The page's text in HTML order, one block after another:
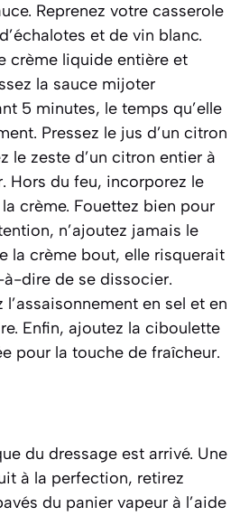
Reprenez votre casserole
et de vin blanc.
crème liquide entière et
la sauce mijoter
5 minutes, le temps qu’elle
Pressez le jus d’un citron
le zeste d’un citron entier à
Hors du feu, incorporez le
crème. Fouettez bien pour
n’ajoutez jamais le
la crème bout, elle risquerait
à-dire de se dissocier.
en sel et en
Enfin, ajoutez la ciboulette
pour la touche de fraîcheur.
du dressage est arrivé. Une
à la perfection, retirez
du panier vapeur à l’aide